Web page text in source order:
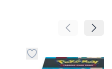
Pomeranje
u kategoriju omiljeno
Dugme za dodavanje